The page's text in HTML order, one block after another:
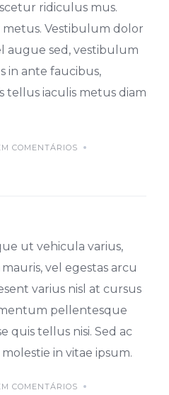
ridiculus mus.
Vestibulum dolor
augue sed, vestibulum
in ante faucibus,
tellus iaculis metus diam
COMENTÁRIOS
natoque
ut vehicula varius,
vel egestas arcu
varius nisl at cursus
pellentesque
quis tellus nisi. Sed ac
in vitae ipsum.
COMENTÁRIOS